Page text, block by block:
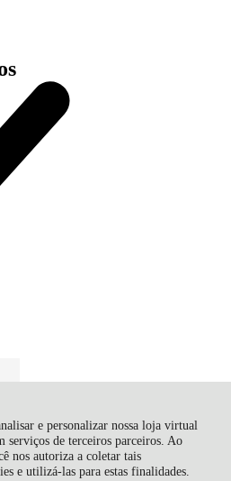
e personalizar nossa loja virtual
serviços de terceiros parceiros. Ao
nos autoriza a coletar tais
e utilizá-las para estas finalidades.
LTDA, Av. Alcântara